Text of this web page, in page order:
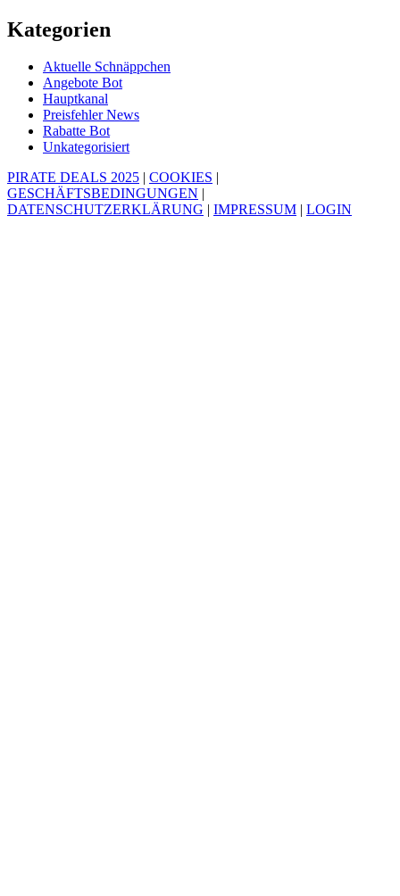
Kategorien
Aktuelle Schnäppchen
Angebote Bot
Hauptkanal
Preisfehler News
Rabatte Bot
Unkategorisiert
PIRATE DEALS 2025
COOKIES
GESCHÄFTSBEDINGUNGEN
DATENSCHUTZERKLÄRUNG
IMPRESSUM LOGIN